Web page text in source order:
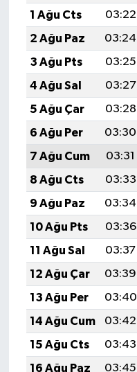
1 Ağu Cts
03:22
2 Ağu Paz
03:24
3 Ağu Pts
03:25
4 Ağu Sal
03:27
5 Ağu Çar
03:28
6 Ağu Per
03:30
7 Ağu Cum
03:31
8 Ağu Cts
03:33
9 Ağu Paz
03:34
10 Ağu Pts
03:36
11 Ağu Sal
03:37
12 Ağu Çar
03:39
13 Ağu Per
03:40
14 Ağu Cum
03:42
15 Ağu Cts
03:43
16 Ağu Paz
03:45